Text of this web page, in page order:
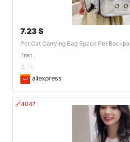
7.23 $
Pet Cat Carrying Bag Space Pet
Tran..
DE
aliexpress
🔗404?